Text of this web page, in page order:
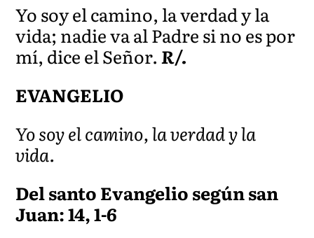
Yo soy el camino, la verdad y la
vida; nadie va al Padre si no es por
mí, dice el Señor.R/.
EVANGELIO
Yo soy el camino, la verdad y la
vida.
Del santo Evangelio según san
Juan: 14, 1-6